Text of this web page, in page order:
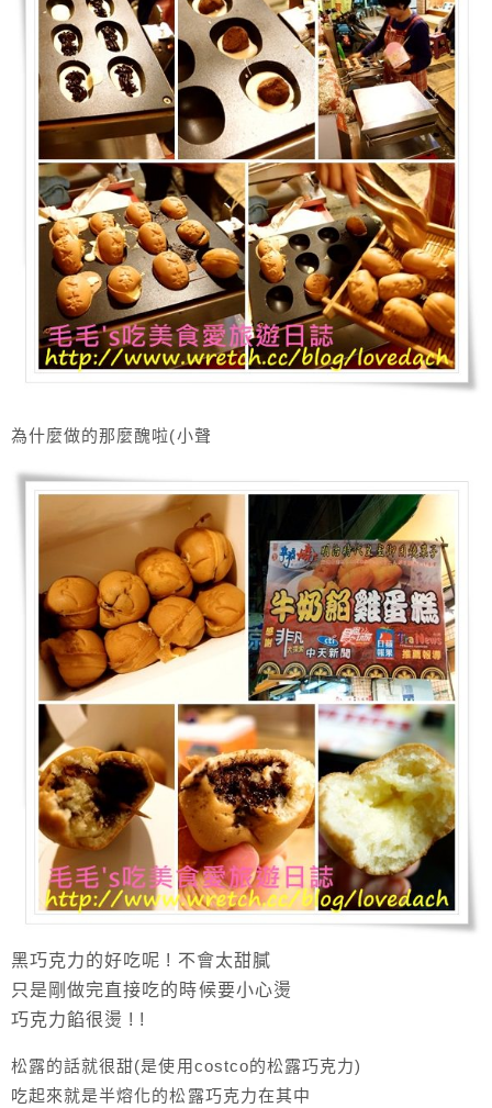
為什麼做的那麼醜啦(小聲
黑巧克力的好吃呢 ! 不會太甜膩
只是剛做完直接吃的時候要小心燙
巧克力餡很燙 ! !
松露的話就很甜(是使用costco的松露巧克力)
吃起來就是半熔化的松露巧克力在其中